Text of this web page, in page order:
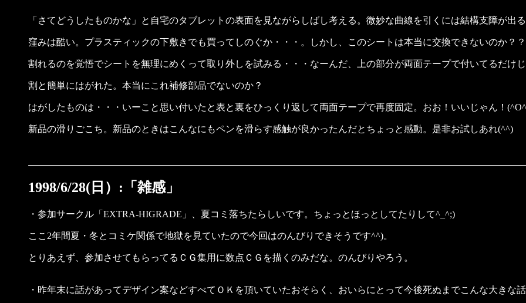
「さてどうしたものかな」と自宅のタブレットの表面を見ながらしばし考える。微妙な曲線を引くには結構支障が出
窪みは酷い。プラスティックの下敷きでも買ってしのぐか・・・。しかし、このシートは本当に交換できないのか？
割れるのを覚悟でシートを無理にめくって取り外しを試みる・・・なーんだ、上の部分が両面テープで付いてるだけ
割と簡単にはがれた。本当にこれ補修部品でないのか？
はがしたものは・・・いーこと思い付いたと表と裏をひっくり返して両面テープで再度固定。おお！いいじゃん！
新品の滑りごこち。新品のときはこんなにもペンを滑らす感触が良かったんだとちょっと感動。是非お試しあれ(^^)
1998/6/28(日）:「雑感」
・参加サークル「EXTRA-HIGRADE」、夏コミ落ちたらしいです。ちょっとほっとしてたりして^_^;)
ここ2年間夏・冬とコミケ関係で地獄を見ていたので今回はのんびりできそうです^^)。
とりあえず、参加させてもらってるＣＧ集用に数点ＣＧを描くのみだな。のんびりやろう。
・昨年末に話があってデザイン案などすべてＯＫを頂いていたおそらく、おいらにとって今後死ぬまでこんな大きな